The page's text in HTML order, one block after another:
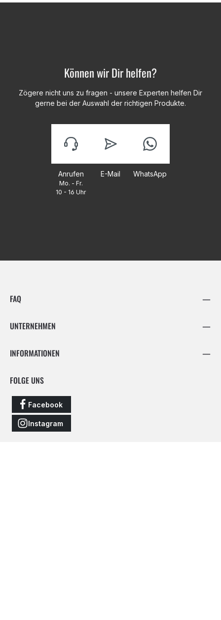
Können wir Dir helfen?
Zögere nicht uns zu fragen - unsere Experten helfen Dir
gerne bei der Auswahl der richtigen Produkte.
Anrufen
Mo. - Fr.
10 - 16 Uhr
E-Mail WhatsApp
FAQ
UNTERNEHMEN
INFORMATIONEN
FOLGE UNS
Facebook
Instagram